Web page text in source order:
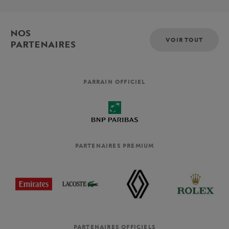
NOS
PARTENAIRES
VOIR TOUT
PARRAIN OFFICIEL
PARTENAIRES PREMIUM
PARTENAIRES OFFICIELS